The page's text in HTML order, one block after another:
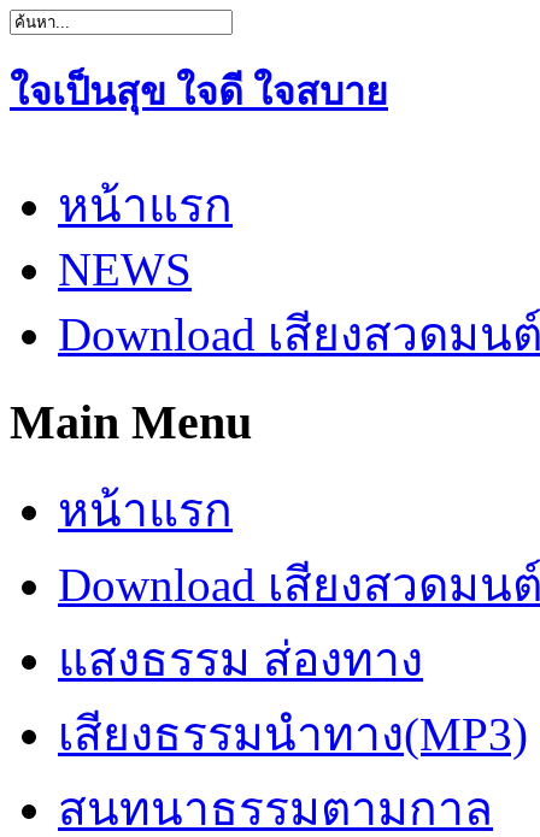
ใจเป็นสุข ใจดี ใจสบาย
หน้าแรก
NEWS
Download เสียงสวดมน
Main Menu
หน้าแรก
Download เสียงสวดมน
แสงธรรม ส่องทาง
เสียงธรรมนำทาง(MP3)
สนทนาธรรมตามกาล